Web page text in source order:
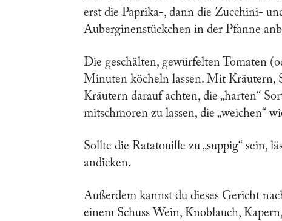
erst die Paprika-, dann die Zucchini-
Auberginenstückchen in der Pfanne
Die geschälten, gewürfelten Tomaten
Minuten köcheln lassen. Mit Kräutern,
Kräutern darauf achten, die „harten“
mitschmoren zu lassen, die „weichen“
Sollte die Ratatouille zu „suppig“ sein,
andicken.
Außerdem kannst du dieses Gericht
einem Schuss Wein, Knoblauch,